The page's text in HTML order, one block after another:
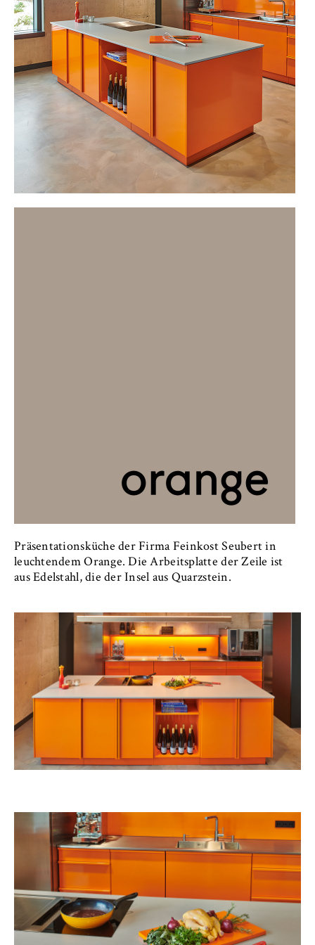
Präsentationsküche der Firma Feinkost Seubert in
leuchtendem Orange. Die Arbeitsplatte der Zeile ist
aus Edelstahl, die der Insel aus Quarzstein.